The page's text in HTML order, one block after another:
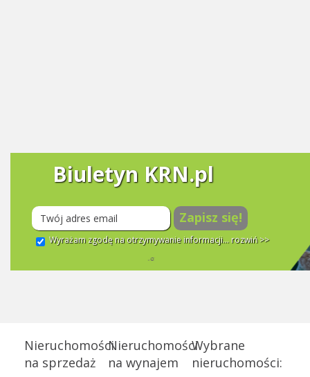
Biuletyn KRN.pl
Zapisz się!
Wyrażam zgodę na otrzymywanie informacji... rozwiń >>
Nieruchomości
na sprzedaż
Nieruchomości
na wynajem
Wybrane
nieruchomości: